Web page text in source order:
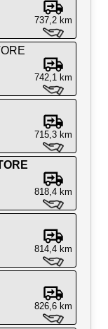
737,2 km
742,1 km
715,3 km
818,4 km
814,4 km
826,6 km